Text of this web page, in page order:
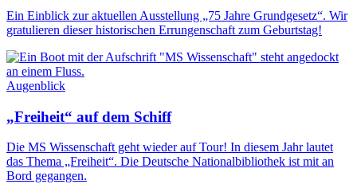
Ein Einblick zur aktuellen Ausstellung „75 Jahre Grundgesetz“. Wir
gratulieren dieser historischen Errungenschaft zum Geburtstag!
Augenblick
„Freiheit“ auf dem Schiff
Die MS Wissenschaft geht wieder auf Tour! In diesem Jahr lautet
das Thema „Freiheit“. Die Deutsche Nationalbibliothek ist mit an
Bord gegangen.